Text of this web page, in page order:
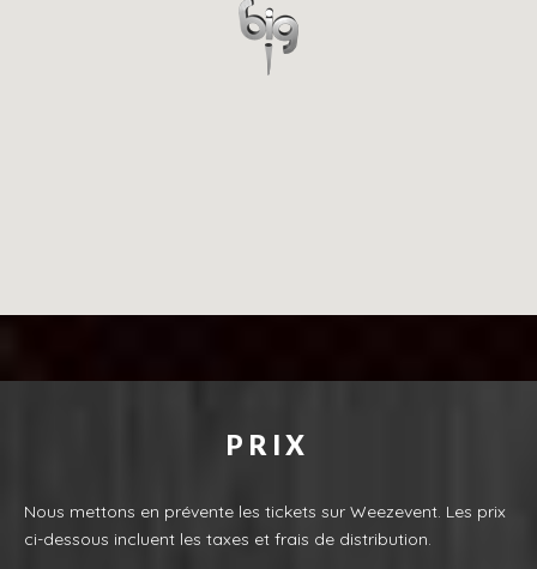
PRIX
Nous mettons en prévente les tickets sur Weezevent. Les prix
ci-dessous incluent les taxes et frais de distribution.